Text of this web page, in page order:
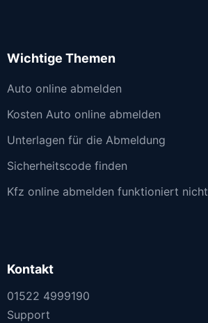
Wichtige Themen
Auto online abmelden
Kosten Auto online abmelden
Unterlagen für die Abmeldung
Sicherheitscode finden
Kfz online abmelden funktioniert nicht
Kontakt
01522 4999190
Support